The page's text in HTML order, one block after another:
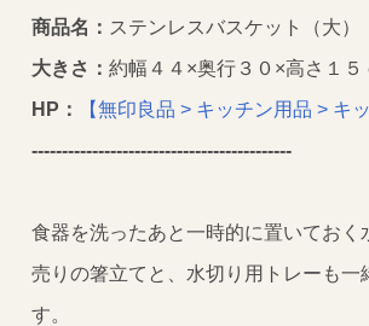
商品名： ステンレスバスケット（大）
大きさ：約幅４４×奥行３０×高さ１５
HP：
【無印良品 > キッチン用品 > キ
-------------------------------------------
食器を洗ったあと一時的に置いておく
売りの箸立てと、水切り用トレーも一
す。